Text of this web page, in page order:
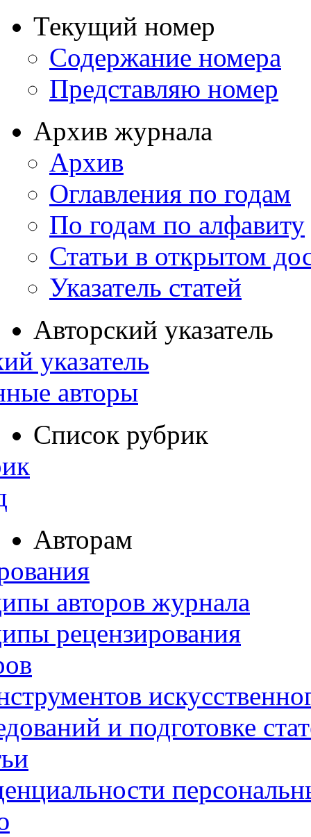
Текущий номер
Содержание номера
Представляю номер
Архив журнала
Архив
Оглавления по годам
По годам по алфавиту
Статьи в открытом
Указатель статей
Авторский указатель
указатель
авторы
Список рубрик
Авторам
авторов журнала
рецензирования
и подготовке